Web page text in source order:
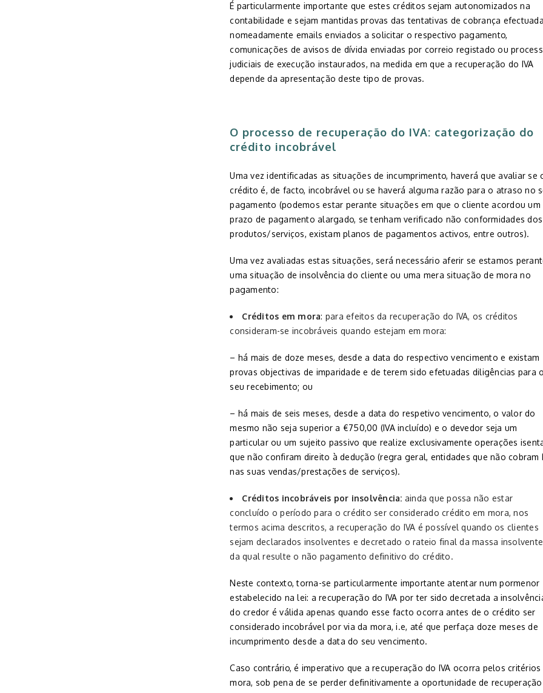
É particularmente importante que estes créditos sejam autonomizados na
contabilidade e sejam mantidas provas das tentativas de cobrança
nomeadamente emails enviados a solicitar o respectivo pagamento,
comunicações de avisos de dívida enviadas por correio registado ou
judiciais de execução instaurados, na medida em que a recuperação do IVA
depende da apresentação deste tipo de provas.
O processo de recuperação do IVA: categorização do
crédito incobrável
Uma vez identificadas as situações de incumprimento, haverá que avaliar se
crédito é, de facto, incobrável ou se haverá alguma razão para o atraso no
pagamento (podemos estar perante situações em que o cliente acordou um
prazo de pagamento alargado, se tenham verificado não conformidades dos
produtos/serviços, existam planos de pagamentos activos, entre outros).
Uma vez avaliadas estas situações, será necessário aferir se estamos
uma situação de insolvência do cliente ou uma mera situação de mora no
pagamento:
Créditos em mora: para efeitos da recuperação do IVA, os créditos
consideram-se incobráveis quando estejam em mora:
– há mais de doze meses, desde a data do respectivo vencimento e existam
provas objectivas de imparidade e de terem sido efetuadas diligências para o
seu recebimento; ou
– há mais de seis meses, desde a data do respetivo vencimento, o valor do
mesmo não seja superior a €750,00 (IVA incluído) e o devedor seja um
particular ou um sujeito passivo que realize exclusivamente operações
que não confiram direito à dedução (regra geral, entidades que não cobram
nas suas vendas/prestações de serviços).
Créditos incobráveis por insolvência: ainda que possa não estar
concluído o período para o crédito ser considerado crédito em mora, nos
termos acima descritos, a recuperação do IVA é possível quando os clientes
sejam declarados insolventes e decretado o rateio final da massa insolvente
da qual resulte o não pagamento definitivo do crédito.
Neste contexto, torna-se particularmente importante atentar num pormenor
estabelecido na lei: a recuperação do IVA por ter sido decretada a
do credor é válida apenas quando esse facto ocorra antes de o crédito ser
considerado incobrável por via da mora, i.e, até que perfaça doze meses de
incumprimento desde a data do seu vencimento.
Caso contrário, é imperativo que a recuperação do IVA ocorra pelos critérios
mora, sob pena de se perder definitivamente a oportunidade de recuperação